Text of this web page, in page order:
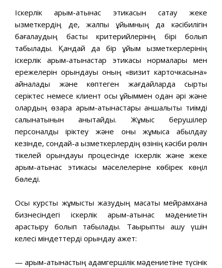
Іскерлік қарым-қатынас этикасын сақтау жеке
қызметкердің де, жалпы ұйымның да кәсібилігін
бағалаудың басты критерийлерінің бірі болып
табылады. Қандай да бір ұйым қызметкерлерінің
іскерлік қарым-қатынастар этикасы нормалары мен
ережелерін орындауы оның «визит карточкасына»
айналады және көптеген жағдайларда сыртқы
серіктес немесе клиент осы ұйыммен одан әрі және
олардың өзара қарым-қатынастары қаншалықты тиімді
салынатынын анықтайды. Жұмыс берушілер
персоналды іріктеу және оны жұмысқа қабылдау
кезінде, сондай-ақ қызметкерлердің өзінің кәсіби рөлін
тікелей орындауы процесінде іскерлік және жеке
қарым-қатынас этикасы мәселелеріне көбірек көңіл
бөледі.
Осы курстық жұмысты жазудың мақсаты мейрамхана
бизнесіндегі іскерлік қарым-қатынас мәдениетін
қарастыру болып табылады. Тақырыпты ашу үшін
келесі міндеттерді орындау қажет:
— қарым-қатынастың адамгершілік мәдениетіне түсінік